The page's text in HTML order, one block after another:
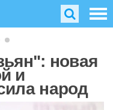
новая
и
народ